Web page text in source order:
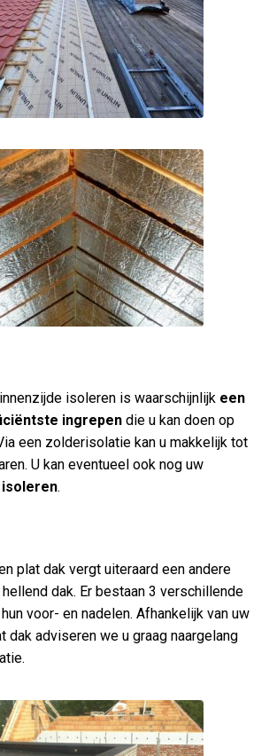
isoleren is waarschijnlijk een
ingrepen die u kan doen op
een zolderisolatie kan u makkelijk tot
U kan eventueel ook nog uw
isoleren.
plat dak vergt uiteraard een andere
dak. Er bestaan 3 verschillende
voor- en nadelen. Afhankelijk van uw
dak adviseren we u graag naargelang